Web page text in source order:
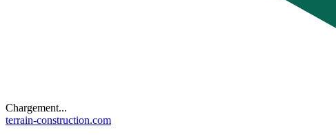
Chargement...
terrain-construction.com